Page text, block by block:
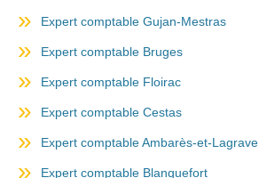
Expert comptable Gujan-Mestras
Expert comptable Bruges
Expert comptable Floirac
Expert comptable Cestas
Expert comptable Ambarès-et-Lagrave
Expert comptable Blanquefort